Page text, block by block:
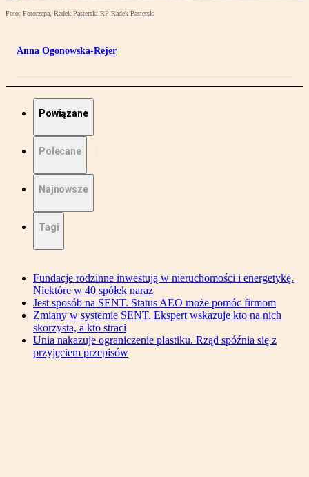
Foto: Fotorzepa, Radek Pasterski RP Radek Pasterski
Anna Ogonowska-Rejer
Powiązane
Polecane
Najnowsze
Tagi
Fundacje rodzinne inwestują w nieruchomości i energetykę.
Niektóre w 40 spółek naraz
Jest sposób na SENT. Status AEO może pomóc firmom
Zmiany w systemie SENT. Ekspert wskazuje kto na nich
skorzysta, a kto straci
Unia nakazuje ograniczenie plastiku. Rząd spóźnia się z
przyjęciem przepisów